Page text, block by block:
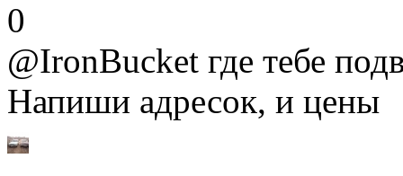
0
@IronBucket где тебе
Напиши адресок, и цены